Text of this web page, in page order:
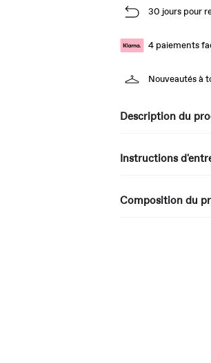
30 jours pour
4 paiements
Nouveautés à
Description du
Instructions
Composition du